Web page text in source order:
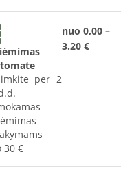
per 2
30 €
nuo 0,00 –
3.20 €